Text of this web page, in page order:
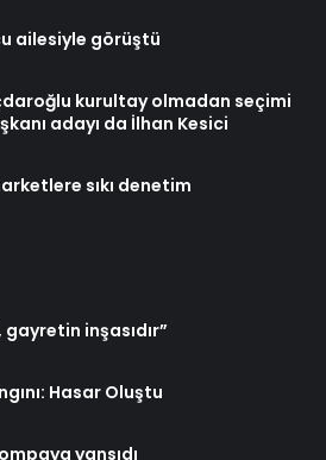
ailesiyle görüştü
kurultay olmadan seçimi
adayı da İlhan Kesici
sıkı denetim
inşasıdır”
Hasar Oluştu
yansıdı